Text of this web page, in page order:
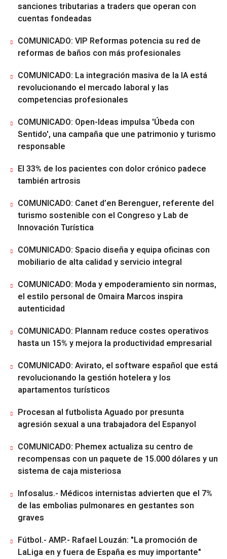
sanciones tributarias a traders que operan con
cuentas fondeadas
COMUNICADO: VIP Reformas potencia su red de
reformas de baños con más profesionales
COMUNICADO: La integración masiva de la IA está
revolucionando el mercado laboral y las
competencias profesionales
COMUNICADO: Open-Ideas impulsa 'Úbeda con
Sentido', una campaña que une patrimonio y turismo
responsable
El 33% de los pacientes con dolor crónico padece
también artrosis
COMUNICADO: Canet d’en Berenguer, referente del
turismo sostenible con el Congreso y Lab de
Innovación Turística
COMUNICADO: Spacio diseña y equipa oficinas con
mobiliario de alta calidad y servicio integral
COMUNICADO: Moda y empoderamiento sin normas,
el estilo personal de Omaira Marcos inspira
autenticidad
COMUNICADO: Plannam reduce costes operativos
hasta un 15% y mejora la productividad empresarial
COMUNICADO: Avirato, el software español que está
revolucionando la gestión hotelera y los
apartamentos turísticos
Procesan al futbolista Aguado por presunta
agresión sexual a una trabajadora del Espanyol
COMUNICADO: Phemex actualiza su centro de
recompensas con un paquete de 15.000 dólares y un
sistema de caja misteriosa
Infosalus.- Médicos internistas advierten que el 7%
de las embolias pulmonares en gestantes son
graves
Fútbol.- AMP.- Rafael Louzán: "La promoción de
LaLiga en y fuera de España es muy importante"